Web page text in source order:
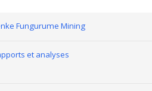
Fungurume Mining
et analyses